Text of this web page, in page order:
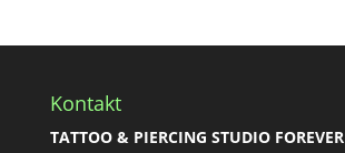
Kontakt
TATTOO & PIERCING STUDIO FOREVER